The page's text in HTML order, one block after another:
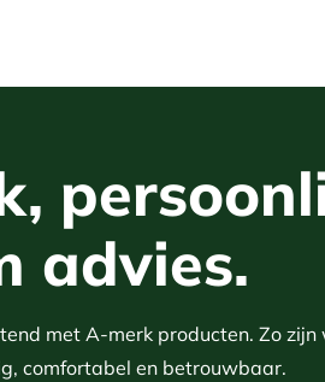
advies.
met A-merk producten. Zo zijn
comfortabel en betrouwbaar.